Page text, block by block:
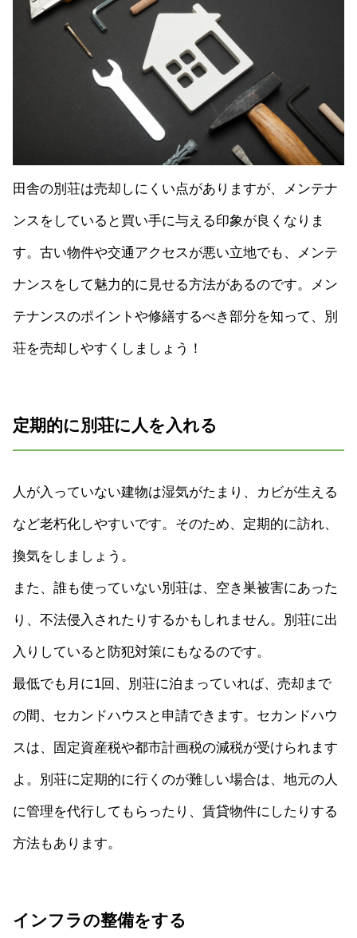
田舎の別荘は売却しにくい点がありますが、メンテナ
ンスをしていると買い手に与える印象が良くなりま
す。古い物件や交通アクセスが悪い立地でも、メンテ
ナンスをして魅力的に見せる方法があるのです。メン
テナンスのポイントや修繕するべき部分を知って、別
荘を売却しやすくしましょう！
定期的に別荘に人を入れる
人が入っていない建物は湿気がたまり、カビが生える
など老朽化しやすいです。そのため、定期的に訪れ、
換気をしましょう。
また、誰も使っていない別荘は、空き巣被害にあった
り、不法侵入されたりするかもしれません。別荘に出
入りしていると防犯対策にもなるのです。
最低でも月に1回、別荘に泊まっていれば、売却まで
の間、セカンドハウスと申請できます。セカンドハウ
スは、固定資産税や都市計画税の減税が受けられます
よ。別荘に定期的に行くのが難しい場合は、地元の人
に管理を代行してもらったり、賃貸物件にしたりする
方法もあります。
インフラの整備をする